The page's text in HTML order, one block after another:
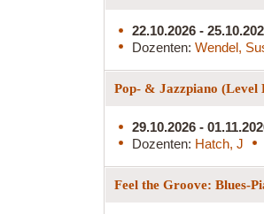
22.10.2026 -
Dozenten: Wendel,
Pop- & Jazzpiano (Level
29.10.2026 -
Dozenten: Hatch, J
Feel the Groove: Blues-